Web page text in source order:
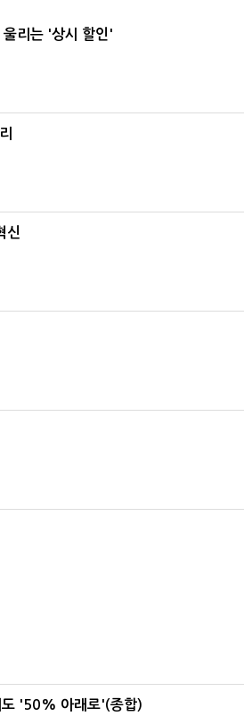
리는 '상시 할인'
신
도 '50% 아래로'(종합)